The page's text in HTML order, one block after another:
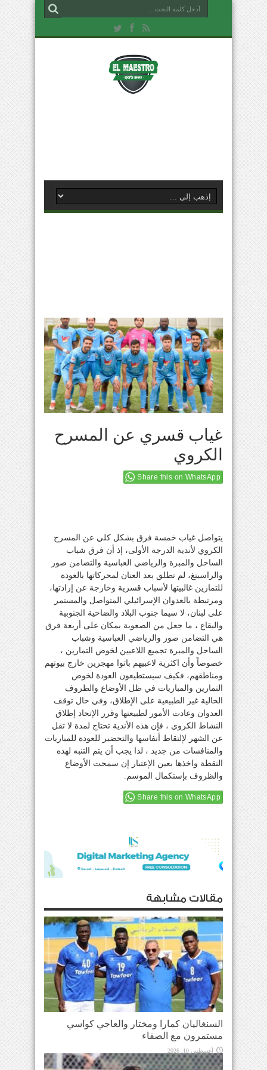
غياب قسري عن المسرح
الكروي
Share this on WhatsApp
يتواصل غياب خمسة فرق بشكل كلي عن المسرح
الكروي لأندية الدرجة الأولى، إذ أن فرق شباب
الساحل والمبرة والرياضي العباسية والتضامن صور
والراسينغ، لم تطلق بعد العنان لمحركاتها بالعودة
للتمارين غالبيتها لأسباب قسرية وخارجة عن إرادتها،
ومرتبطة بالعدوان الإسرائيلي المتواصل والمستمر
على لبنان، لا سيما جنوب البلاد والضاحية الجنوبية
والبقاع ، ما جعل من الصعوبة بمكان على أربعة فرق
هي التضامن صور والرياضي العباسية وشباب
الساحل والمبرة تجميع اللاعبين لخوض التمارين ،
خصوصاً وأن اكثرية لاعبيهم باتوا مهجرين خارج بيوتهم
ومناطقهم، فكيف سيستطيعون العودة لخوض
التمارين والمباريات في ظل الأوضاع والظروف
الحالية غير الطبيعية على الإطلاق، وفي حال توقف
العدوان وعادت الأمور لطبيعتها وقرر الإتحاد إطلاق
النشاط الكروي ، فإن هذه الأندية تحتاج لمدة لا تقل
عن الشهر لإلتقاط أنفاسها والتحضير للعودة للمباريات
والمنافسات من جديد ، لذا يجب أن يتم التنبه لهذه
النقطة واخذها بعين الإعتبار إن سمحت الأوضاع
والظروف بإستكمال الموسم.
Share this on WhatsApp
مقالات مشابهة
السنغاليان كمارا ومختار والعاجي كواسي
مستمرون مع الصفاء
أغسطس 10, 2026